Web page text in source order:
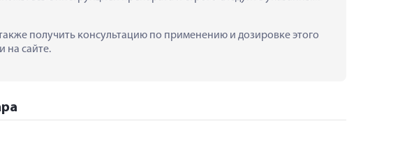
получить консультацию по применению и дозировке этого
на сайте.